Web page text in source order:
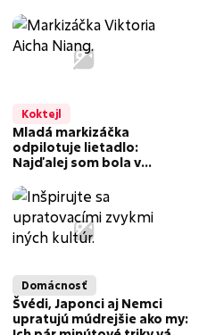
Koktejl
Mladá markizáčka
odpilotuje lietadlo:
Najďalej som bola v
Hvar!
Domácnosť
Švédi, Japonci aj Nemci
upratujú múdrejšie ako my: